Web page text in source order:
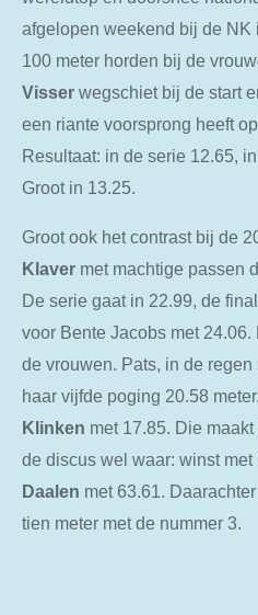
afgelopen weekend bij de
100 meter horden bij de
Visser wegschiet bij de start
een riante voorsprong heeft
Resultaat: in de serie 12.65,
Groot in 13.25.
Groot ook het contrast bij de
Klaver met machtige passen
De serie gaat in 22.99, de
voor Bente Jacobs met
de vrouwen. Pats, in de regen
haar vijfde poging 20.58
Klinken met 17.85. Die
de discus wel waar: winst met
Daalen met 63.61.
tien meter met de nummer 3.